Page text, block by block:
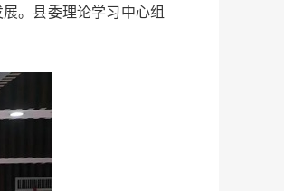
。县委理论学习中心组